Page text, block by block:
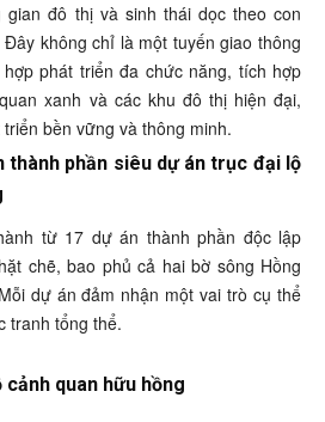
gian đô thị và sinh thái dọc theo con
không chỉ là một tuyến giao thông
phát triển đa chức năng, tích hợp
xanh và các khu đô thị hiện đại,
bền vững và thông minh.
thành phần siêu dự án trục đại lộ
từ 17 dự án thành phần độc lập
chẽ, bao phủ cả hai bờ sông Hồng
dự án đảm nhận một vai trò cụ thể
tranh tổng thể.
quan hữu hồng